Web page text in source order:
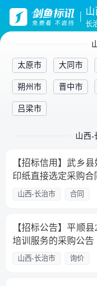
长
太原市 大同市
朔州市 晋中市
吕梁市
山西-
【招标信用】武乡
印纸直接选定采购合
山西-长治市 合同
【招标公告】平顺
培训服务的采购公告
山西-长治市 询价